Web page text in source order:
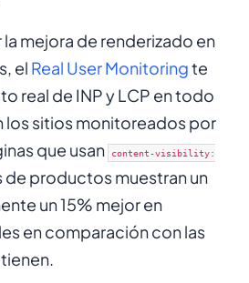
mejora de renderizado en
el Real User Monitoringte
real de INP y LCP en todo
los sitios monitoreados por
que usan content-visibility:
productos muestran un
un 15% mejor en
en comparación con las